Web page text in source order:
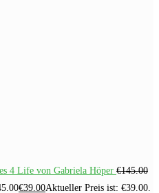
4 Life von Gabriela Höper €145.00
€39.00Aktueller Preis ist: €39.00.